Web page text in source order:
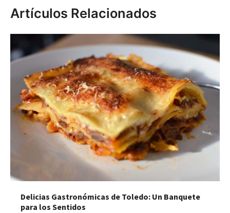
Artículos Relacionados
Delicias Gastronómicas de Toledo: Un Banquete
para los Sentidos